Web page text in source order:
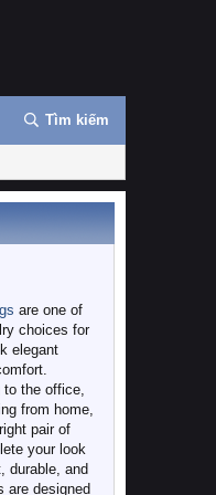
Tìm kiếm
are one of
choices for
elegant
the office,
from home,
pair of
your look
durable, and
are designed